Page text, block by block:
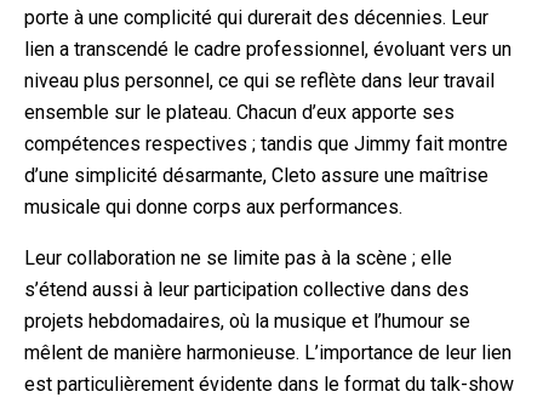
porte à une complicité qui durerait des décennies. Leur
lien a transcendé le cadre professionnel, évoluant vers un
niveau plus personnel, ce qui se reflète dans leur travail
ensemble sur le plateau. Chacun d’eux apporte ses
compétences respectives ; tandis que Jimmy fait montre
d’une simplicité désarmante, Cleto assure une maîtrise
musicale qui donne corps aux performances.
Leur collaboration ne se limite pas à la scène ; elle
s’étend aussi à leur participation collective dans des
projets hebdomadaires, où la musique et l’humour se
mêlent de manière harmonieuse. L’importance de leur lien
est particulièrement évidente dans le format du talk-show